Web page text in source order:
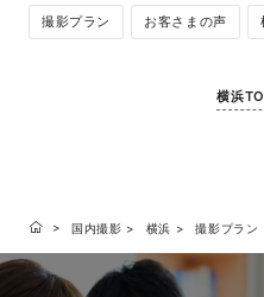
撮影プラン お客さまの声
横浜
国内撮影 横浜 撮影プラン